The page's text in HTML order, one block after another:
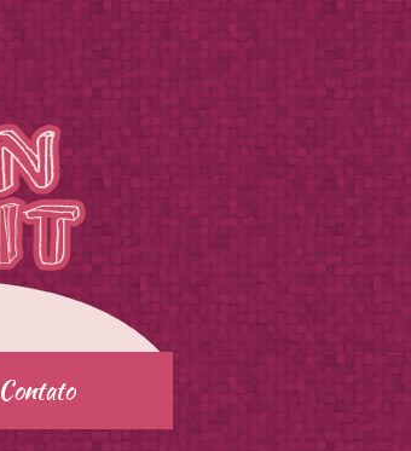
Contato